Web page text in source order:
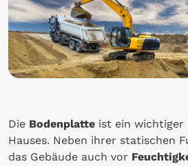
Die Bodenplatte ist ein wichtiger
Hauses. Neben ihrer statischen
das Gebäude auch vor